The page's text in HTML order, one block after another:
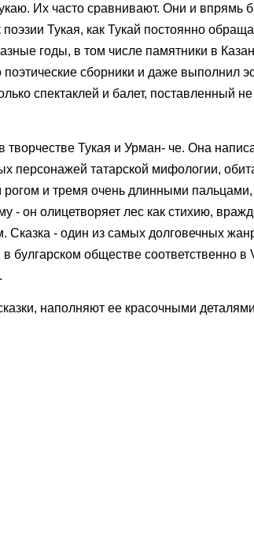
Их часто сравнивают. Они и впрямь
Тукая, как Тукай постоянно
годы, в том числе памятники в
сборники и даже выполнил
спектаклей и балет, поставленный
Тукая и Урман- че. Она
персонажей татарской мифологии,
и тремя очень длинными
- он олицетворяет лес как стихию,
Сказка - один из самых долговечных
булгарском обществе соответственно
наполняют ее красочными